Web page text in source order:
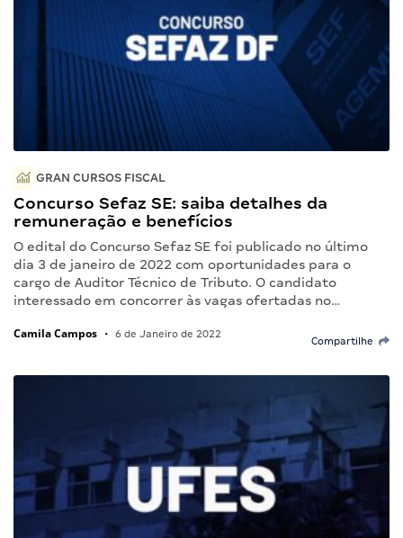
GRAN CURSOS FISCAL
Concurso Sefaz SE: saiba detalhes da
remuneração e benefícios
O edital do Concurso Sefaz SE foi publicado no último
dia 3 de janeiro de 2022 com oportunidades para o
cargo de Auditor Técnico de Tributo. O candidato
interessado em concorrer às vagas ofertadas no…
Camila Campos • 6 de Janeiro de 2022
Compartilhe